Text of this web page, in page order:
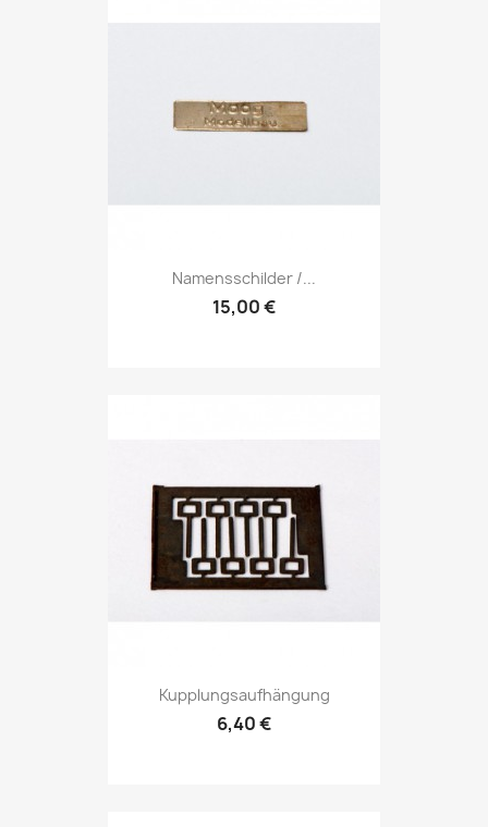
Namensschilder /...
15,00 €
Kupplungsaufhängung
6,40 €